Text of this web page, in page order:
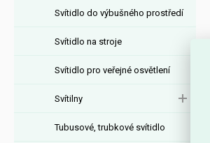
Svítidlo do výbušného prostředí
Svítidlo na stroje
Svítidlo pro veřejné osvětlení
Svítilny
Tubusové, trubkové svítidlo